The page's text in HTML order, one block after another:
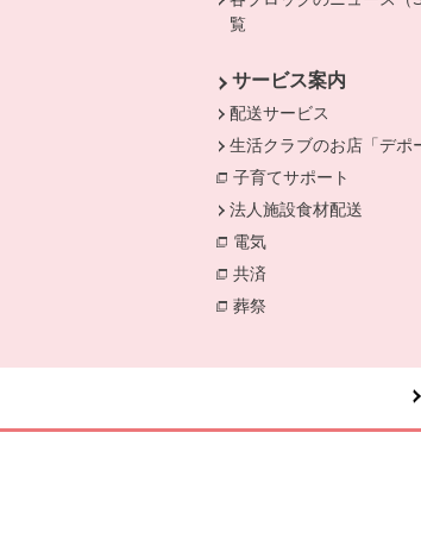
覧
サービス案内
配送サービス
生活クラブのお店「デポ
子育てサポート
法人施設食材配送
電気
共済
葬祭